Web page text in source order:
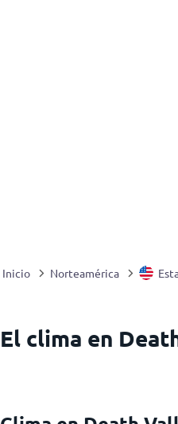
Inicio Norteamérica
El clima en